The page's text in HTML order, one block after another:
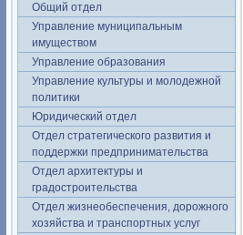
Общий отдел
Управление муниципальным
имуществом
Управление образования
Управление культуры и молодежной
политики
Юридический отдел
Отдел стратегического развития и
поддержки предпринимательства
Отдел архитектуры и
градостроительства
Отдел жизнеобеспечения, дорожного
хозяйства и транспортных услуг